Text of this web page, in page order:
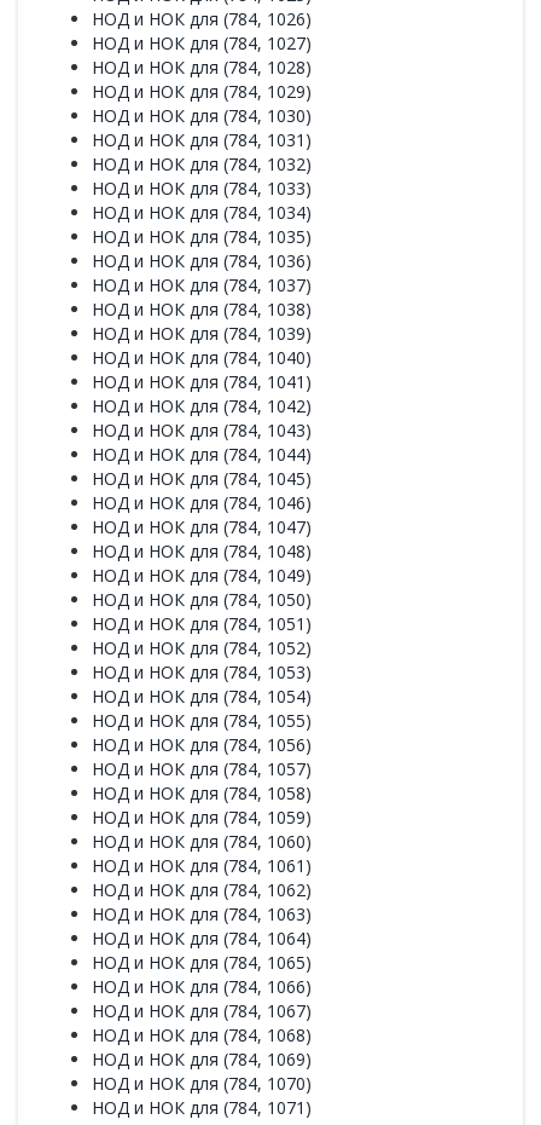
НОД и НОК для (784, 1026)
НОД и НОК для (784, 1027)
НОД и НОК для (784, 1028)
НОД и НОК для (784, 1029)
НОД и НОК для (784, 1030)
НОД и НОК для (784, 1031)
НОД и НОК для (784, 1032)
НОД и НОК для (784, 1033)
НОД и НОК для (784, 1034)
НОД и НОК для (784, 1035)
НОД и НОК для (784, 1036)
НОД и НОК для (784, 1037)
НОД и НОК для (784, 1038)
НОД и НОК для (784, 1039)
НОД и НОК для (784, 1040)
НОД и НОК для (784, 1041)
НОД и НОК для (784, 1042)
НОД и НОК для (784, 1043)
НОД и НОК для (784, 1044)
НОД и НОК для (784, 1045)
НОД и НОК для (784, 1046)
НОД и НОК для (784, 1047)
НОД и НОК для (784, 1048)
НОД и НОК для (784, 1049)
НОД и НОК для (784, 1050)
НОД и НОК для (784, 1051)
НОД и НОК для (784, 1052)
НОД и НОК для (784, 1053)
НОД и НОК для (784, 1054)
НОД и НОК для (784, 1055)
НОД и НОК для (784, 1056)
НОД и НОК для (784, 1057)
НОД и НОК для (784, 1058)
НОД и НОК для (784, 1059)
НОД и НОК для (784, 1060)
НОД и НОК для (784, 1061)
НОД и НОК для (784, 1062)
НОД и НОК для (784, 1063)
НОД и НОК для (784, 1064)
НОД и НОК для (784, 1065)
НОД и НОК для (784, 1066)
НОД и НОК для (784, 1067)
НОД и НОК для (784, 1068)
НОД и НОК для (784, 1069)
НОД и НОК для (784, 1070)
НОД и НОК для (784, 1071)